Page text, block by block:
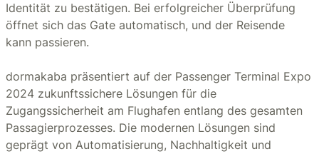
Identität zu bestätigen. Bei erfolgreicher Überprüfung
öffnet sich das Gate automatisch, und der Reisende
kann passieren.
dormakaba präsentiert auf der Passenger Terminal Expo
2024 zukunftssichere Lösungen für die
Zugangssicherheit am Flughafen entlang des gesamten
Passagierprozesses. Die modernen Lösungen sind
geprägt von Automatisierung, Nachhaltigkeit und